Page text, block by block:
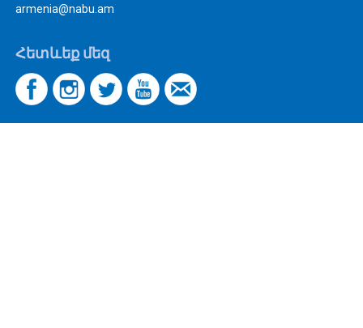
armenia@nabu.am
Հետևեք մեզ